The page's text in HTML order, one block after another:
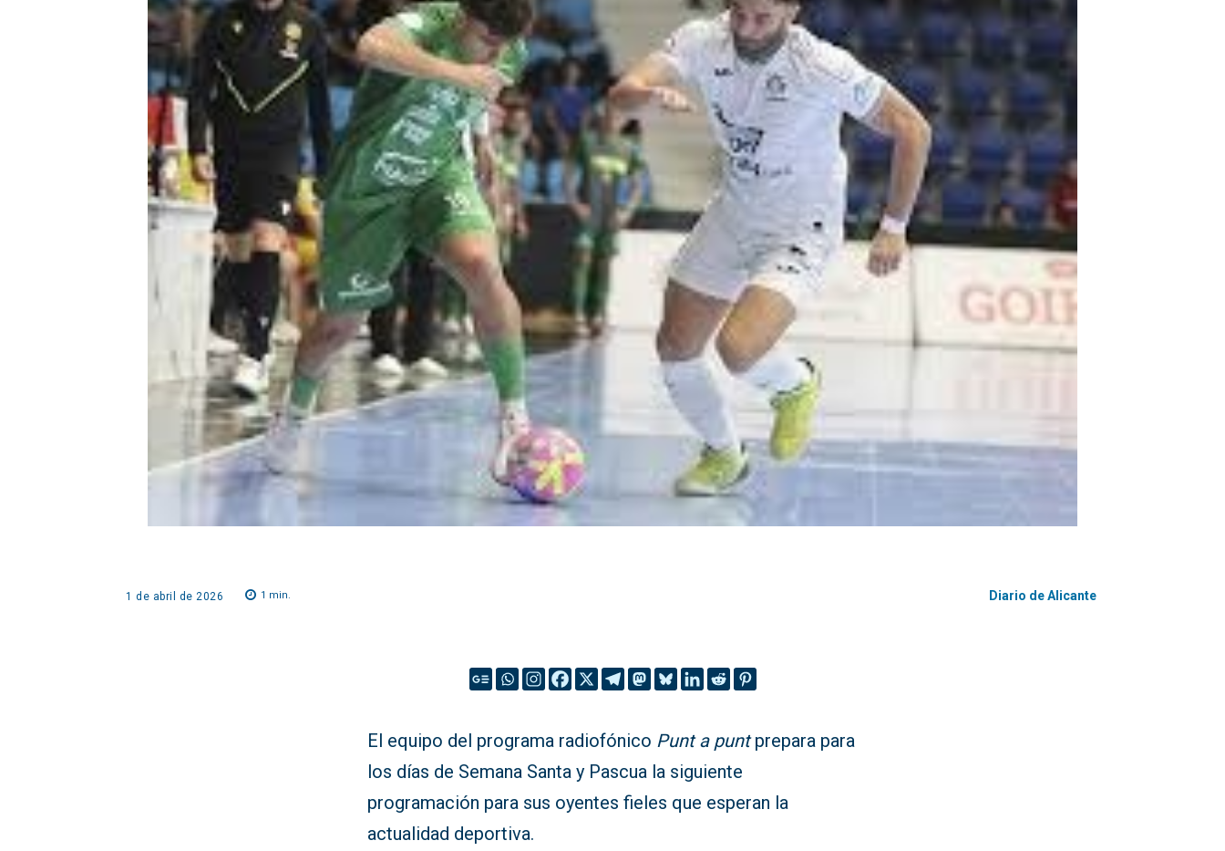
1 de abril de 2026 1 min. Diario de Alicante
El equipo del programa radiofónico Punt a puntprepara para
los días de Semana Santa y Pascua la siguiente
programación para sus oyentes fieles que esperan la
actualidad deportiva.